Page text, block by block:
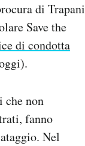
di Trapani
Save the
di condotta
che non
fanno
Nel